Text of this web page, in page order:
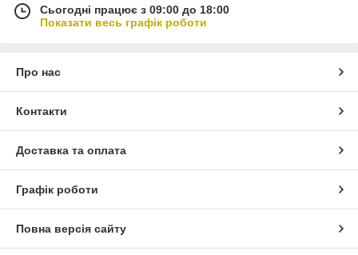
Сьогодні працює з 09:00 до 18:00
Показати весь графік роботи
Про нас
Контакти
Доставка та оплата
Графік роботи
Повна версія сайту